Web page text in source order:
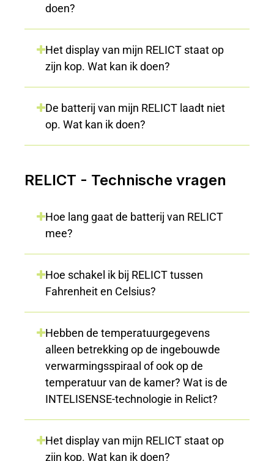
doen?
Het display van mijn RELICT staat op
zijn kop. Wat kan ik doen?
De batterij van mijn RELICT laadt niet
op. Wat kan ik doen?
RELICT - Technische vragen
Hoe lang gaat de batterij van RELICT
mee?
Hoe schakel ik bij RELICT tussen
Fahrenheit en Celsius?
Hebben de temperatuurgegevens
alleen betrekking op de ingebouwde
verwarmingsspiraal of ook op de
temperatuur van de kamer? Wat is de
INTELISENSE-technologie in Relict?
Het display van mijn RELICT staat op
zijn kop. Wat kan ik doen?